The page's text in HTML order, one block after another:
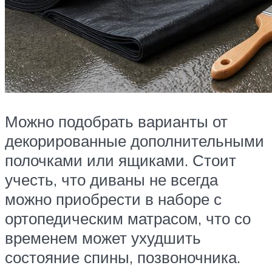
Можно подобрать варианты от
декорированные дополнительными
полочками или ящиками. Стоит
учесть, что диваны не всегда
можно приобрести в наборе с
ортопедическим матрасом, что со
временем может ухудшить
состояние спины, позвоночника.